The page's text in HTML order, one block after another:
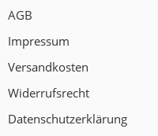
AGB
Impressum
Versandkosten
Widerrufsrecht
Datenschutzerklärung